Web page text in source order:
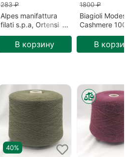
283 ₽
Alpes manifattura
filati s.p.a, Ortensia,
Черный/Безлунная
ночь (00836)
В корзину
1800 ₽
Biagioli
Cashmere
Готика
В
40%